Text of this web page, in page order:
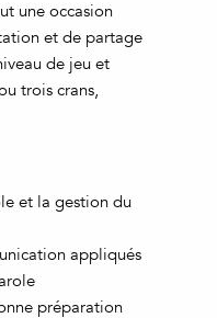
une occasion
et de partage
de jeu et
trois crans,
et la gestion du
appliqués
préparation